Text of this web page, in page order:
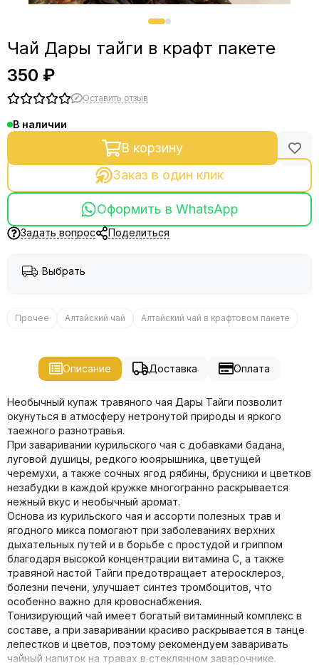
Чай Дары тайги в крафт пакете
350 ₽
Оставить отзыв
В наличии
В корзину
Заказ в один клик
Оформить в WhatsApp
Задать вопрос Поделиться
Выбрать
Прочее Алтайский чай Алтайский чай в крафтовом пакете
Описание Доставка Оплата
Необычный купаж травяного чая Дары Тайги позволит
окунуться в атмосферу нетронутой природы и яркого
таежного разнотравья.
При заваривании курильского чая с добавками бадана,
луговой душицы, редкого юоярышника, цветущей
черемухи, а также сочных ягод рябины, брусники и цветков
незабудки в каждой кружке многогранно раскрывается
нежный вкус и необычный аромат.
Основа из курильского чая и ассорти полезных трав и
ягодного микса помогают при заболеваниях верхних
дыхательных путей и в борьбе с простудой и гриппом
благодаря высокой концентрации витамина С, а также
травяной настой Тайги предотвращает атеросклероз,
болезни печени, улучшает синтез тромбоцитов, что
особенно важно для кровоснабжения.
Тонизирующий чай имеет богатый витаминный комплекс в
составе, а при заваривании красиво раскрывается в танце
лепестков и цветов, поэтому рекомендуем заваривать
чайный напиток на травах в стеклянном заварочнике.